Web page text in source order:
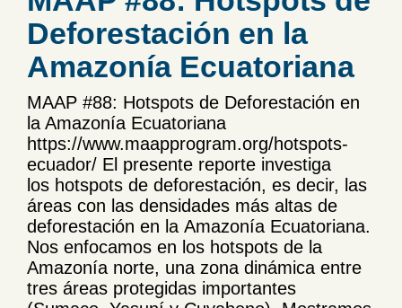
Deforestación en la
Amazonía Ecuatoriana
MAAP #88: Hotspots de Deforestación en
la Amazonía Ecuatoriana
https://www.maapprogram.org/hotspots-
ecuador/ El presente reporte investiga
los hotspots de deforestación, es decir, las
áreas con las densidades más altas de
deforestación en la Amazonía Ecuatoriana.
Nos enfocamos en los hotspots de la
Amazonía norte, una zona dinámica entre
tres áreas protegidas importantes